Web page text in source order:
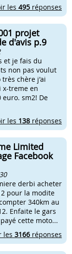
les 495 réponses
projet
d'avis p.9
et je fais du
non pas voulut
chère j'ai
x-treme en
sm2! De
les 138 réponses
Limited
Facebook
derbi acheter
pour la modite
340km au
Enfaite le gars
cette moto...
les 3166 réponses